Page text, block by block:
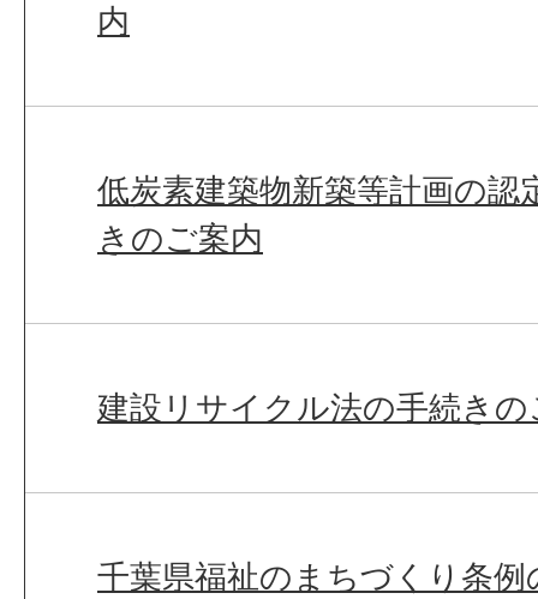
内
低炭素建築物新築等計画の認
きのご案内
建設リサイクル法の手続きの
千葉県福祉のまちづくり条例